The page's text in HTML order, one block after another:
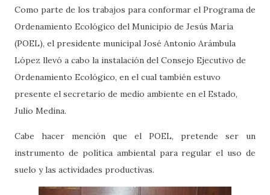
Como parte de los trabajos para conformar el Programa de
Ordenamiento Ecológico del Municipio de Jesús María
(POEL), el presidente municipal José Antonio Arámbula
López llevó a cabo la instalación del Consejo Ejecutivo de
Ordenamiento Ecológico, en el cual también estuvo
presente el secretario de medio ambiente en el Estado,
Julio Medina.
Cabe hacer mención que el POEL, pretende ser un
instrumento de política ambiental para regular el uso de
suelo y las actividades productivas.